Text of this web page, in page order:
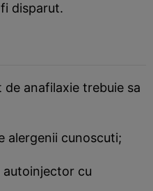
disparut.
de anafilaxie trebuie sa
alergenii cunoscuti;
cu